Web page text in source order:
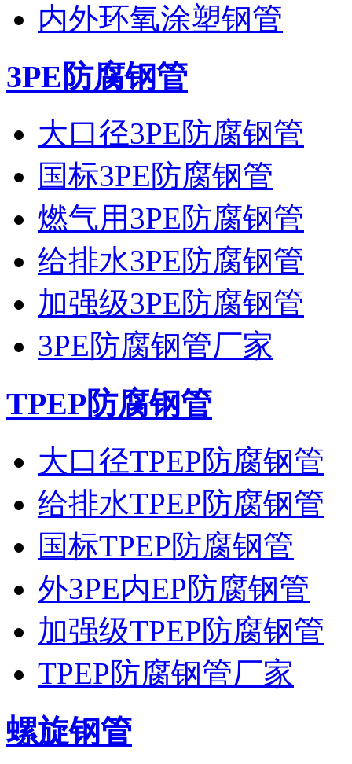
内外环氧涂塑钢管
3PE防腐钢管
大口径3PE防腐钢管
国标3PE防腐钢管
燃气用3PE防腐钢管
给排水3PE防腐钢管
加强级3PE防腐钢管
3PE防腐钢管厂家
TPEP防腐钢管
大口径TPEP防腐钢管
给排水TPEP防腐钢管
国标TPEP防腐钢管
外3PE内EP防腐钢管
加强级TPEP防腐钢管
TPEP防腐钢管厂家
螺旋钢管